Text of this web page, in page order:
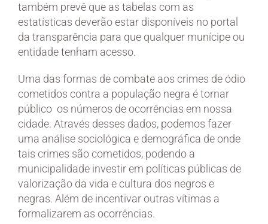
também prevê que as tabelas com as
estatísticas deverão estar disponíveis no portal
da transparência para que qualquer munícipe ou
entidade tenham acesso.
Uma das formas de combate aos crimes de ódio
cometidos contra a população negra é tornar
público os números de ocorrências em nossa
cidade. Através desses dados, podemos fazer
uma análise sociológica e demográfica de onde
tais crimes são cometidos, podendo a
municipalidade investir em políticas públicas de
valorização da vida e cultura dos negros e
negras. Além de incentivar outras vítimas a
formalizarem as ocorrências.